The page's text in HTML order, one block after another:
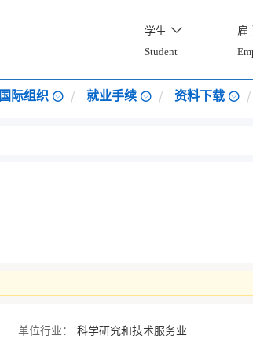
学生
Student
雇
国际组织 就业手续 资料下载
单位行业：
科学研究和技术服务业